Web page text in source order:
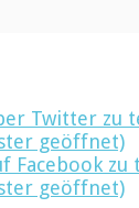
Twitter zu
geöffnet)
Facebook
geöffnet)